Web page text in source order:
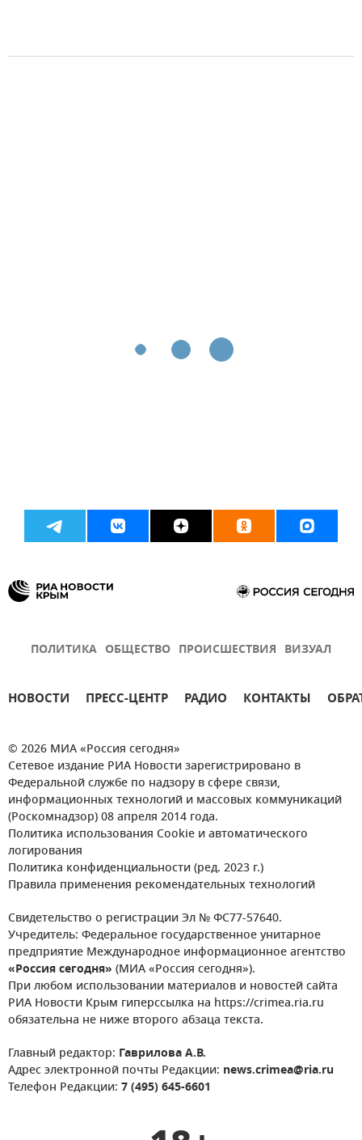
ПОЛИТИКА ОБЩЕСТВО ПРОИСШЕСТВИЯ ВИЗУАЛ
НОВОСТИ ПРЕСС-ЦЕНТР РАДИО КОНТАКТЫ
© 2026 МИА «Россия сегодня»
Сетевое издание РИА Новости зарегистрировано в
Федеральной службе по надзору в сфере связи,
информационных технологий и массовых коммуникаций
(Роскомнадзор) 08 апреля 2014 года.
Политика использования Cookie и автоматического
логирования
Политика конфиденциальности (ред. 2023 г.)
Правила применения рекомендательных технологий
Свидетельство о регистрации Эл № ФС77-57640.
Учредитель: Федеральное государственное унитарное
предприятие Международное информационное агентство
«Россия сегодня» (МИА «Россия сегодня»).
При любом использовании материалов и новостей сайта
РИА Новости Крым гиперссылка на https://crimea.ria.ru
обязательна не ниже второго абзаца текста.
Главный редактор: Гаврилова А.В.
Адрес электронной почты Редакции: news.crimea@ria.ru
Телефон Редакции: 7 (495) 645-6601